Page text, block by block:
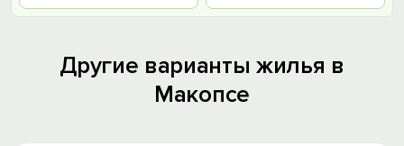
Другие варианты жилья в
Макопсе